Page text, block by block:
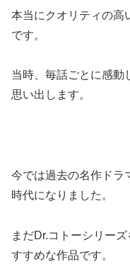
本当にクオリティの高
です。
当時、毎話ごとに感動
思い出します。
今では過去の名作ドラ
時代になりました。
まだDr.コトーシリー
すすめな作品です。